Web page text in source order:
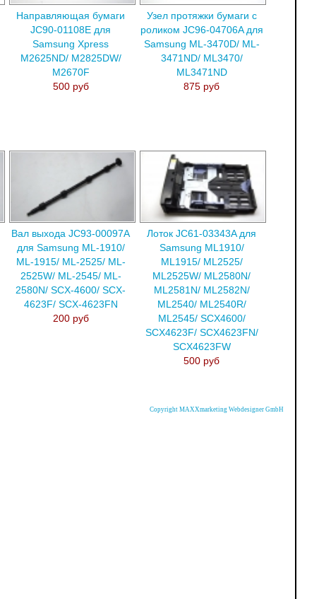
Направляющая бумаги
JC90-01108E для
Samsung Xpress
M2625ND/ M2825DW/
M2670F
500 руб
Узел протяжки бумаги с
роликом JC96-04706A для
Samsung ML-3470D/ ML-
3471ND/ ML3470/
ML3471ND
875 руб
Вал выхода JC93-00097A
для Samsung ML-1910/
ML-1915/ ML-2525/ ML-
2525W/ ML-2545/ ML-
2580N/ SCX-4600/ SCX-
4623F/ SCX-4623FN
200 руб
Лоток JC61-03343A для
Samsung ML1910/
ML1915/ ML2525/
ML2525W/ ML2580N/
ML2581N/ ML2582N/
ML2540/ ML2540R/
ML2545/ SCX4600/
SCX4623F/ SCX4623FN/
SCX4623FW
500 руб
Copyright MAXXmarketing Webdesigner GmbH